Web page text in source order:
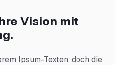
Vision mit
Ipsum-Texten, doch die